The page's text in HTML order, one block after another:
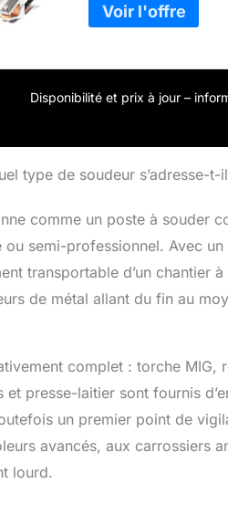
l'aluminium permet
en fer et en acier au
MIG250DP DC 230V
contrôle numérique
du gaz. Facile à
l'écran LED couleur
l'esthétique de la
extérieures, les
domicile. 【Qualité
MIG250DP est très
s'adapte
IP21. 【Service
masse, 1X pince à
gaz, 1X manuel
lors de l'utilisation de
Notre service
Disponibilité et prix à jour –
type de soudeur s’adresse-t-
comme un poste à
ou semi-professionnel. Avec
transportable d’un chantier
de métal allant du fin au
complet : torche
presse-laitier sont fournis
un premier point de
avancés, aux carrossiers
lourd.